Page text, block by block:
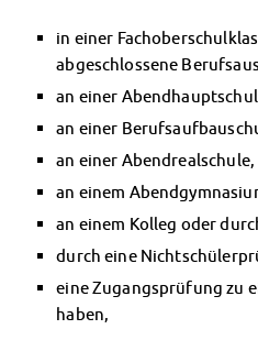
Wohnen
Wohnheime im Überblick
Wohnheime in Magdeburg
Wohnheime in Wernigerode
Wohnheimtutoren
Schadensmeldung
Wohnen-FAQ
Dokumente
AnsprechpartnerInnen
in einer
abgeschlossene
an einer
an einer
an einer Abendrealschule,
an einem
an einem Kolleg oder
durch eine
eine Zugangsprüfung zu
haben,